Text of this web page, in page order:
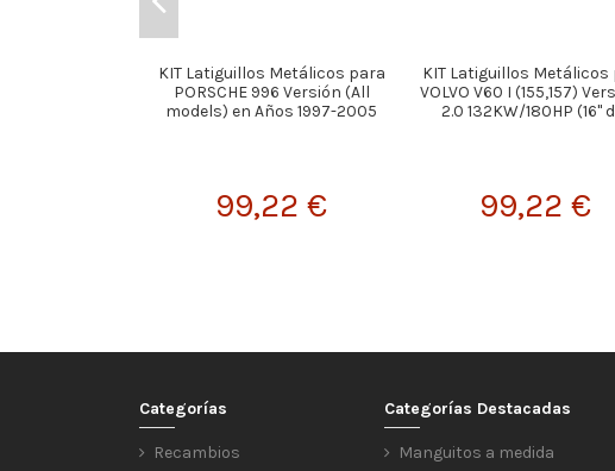
KIT Latiguillos Metálicos para
PORSCHE 996 Versión (All
models) en Años 1997-2005
99,22 €
KIT Latiguillos Metálicos
VOLVO V60 I (155,157)
2.0 132KW/180HP (16"
99,22 €
Categorías
Recambios
Categorías Destacadas
Manguitos a medida